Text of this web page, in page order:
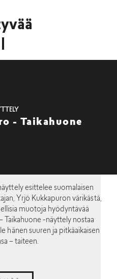
- Taikahuone
esittelee suomalaisen
Yrjö Kukkapuron värikästä,
muotoja hyödyntävää
-näyttely nostaa
hänen suuren ja pitkäaikaisen
– taiteen.